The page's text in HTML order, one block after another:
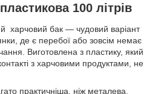
100 літрів
харчовий бак — чудовий варіант
де є перебої або зовсім немає
Виготовлена з пластику, який
з харчовими продуктами, не
практичніша, ніж металева.